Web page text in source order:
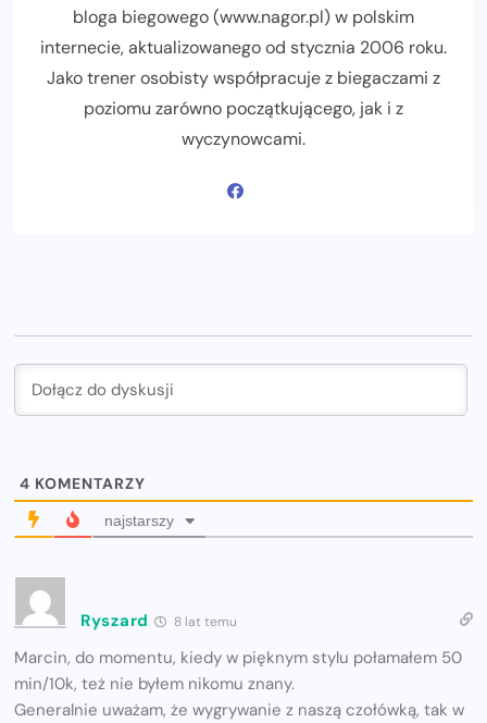
bloga biegowego (www.nagor.pl) w polskim
internecie, aktualizowanego od stycznia 2006 roku.
Jako trener osobisty współpracuje z biegaczami z
poziomu zarówno początkującego, jak i z
wyczynowcami.
4 KOMENTARZY
najstarszy
Ryszard 8 lat temu
Marcin, do momentu, kiedy w pięknym stylu połamałem 50
min/10k, też nie byłem nikomu znany.
Generalnie uważam, że wygrywanie z naszą czołówką, tak w